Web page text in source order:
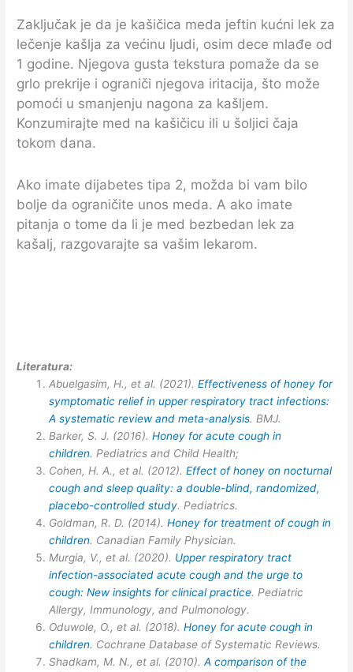
Zaključak je da je kašičica meda jeftin kućni lek za
lečenje kašlja za većinu ljudi, osim dece mlađe od
1 godine. Njegova gusta tekstura pomaže da se
grlo prekrije i ograniči njegova iritacija, što može
pomoći u smanjenju nagona za kašljem.
Konzumirajte med na kašičicu ili u šoljici čaja
tokom dana.
Ako imate dijabetes tipa 2, možda bi vam bilo
bolje da ograničite unos meda. A ako imate
pitanja o tome da li je med bezbedan lek za
kašalj, razgovarajte sa vašim lekarom.
Literatura:
Abuelgasim, H., et al. (2021).Effectiveness of honey for
symptomatic relief in upper respiratory tract infections:
A systematic review and meta-analysis. BMJ.
Barker, S. J. (2016).Honey for acute cough in
children. Pediatrics and Child Health;
Cohen, H. A., et al. (2012).Effect of honey on nocturnal
cough and sleep quality: a double-blind, randomized,
placebo-controlled study. Pediatrics.
Goldman, R. D. (2014).Honey for treatment of cough in
children. Canadian Family Physician.
Murgia, V., et al. (2020). Upper respiratory tract
infection-associated acute cough and the urge to
cough: New insights for clinical practice. Pediatric
Allergy, Immunology, and Pulmonology.
Oduwole, O., et al. (2018).Honey for acute cough in
children. Cochrane Database of Systematic Reviews.
Shadkam, M. N., et al. (2010).A comparison of the